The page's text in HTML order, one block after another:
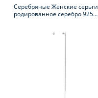
Серебряные Женские серьги
родированное серебро 925